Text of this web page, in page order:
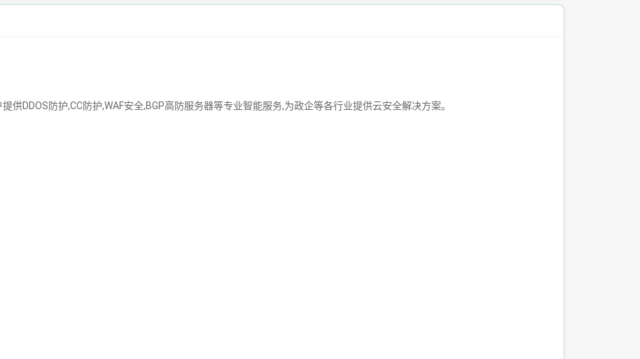
供DDOS防护,CC防护,WAF安全,BGP高防服务器等专业智能服务,为政企等各行业提供云安全解决方案。